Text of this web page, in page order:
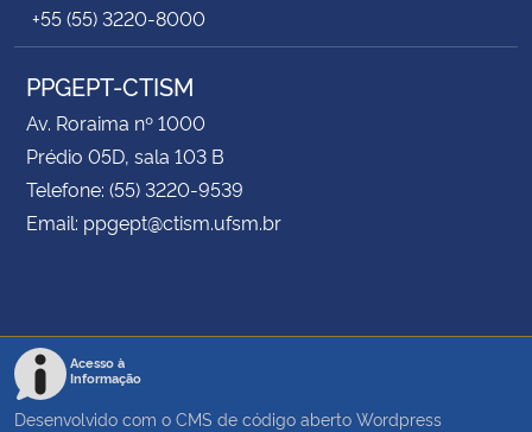
+55 (55) 3220-8000
PPGEPT-CTISM
Av. Roraima nº 1000
Prédio 05D, sala 103 B
Telefone: (55) 3220-9539
Email: ppgept@ctism.ufsm.br
Acesso à
Informação
Desenvolvido com o CMS de código aberto Wordpress